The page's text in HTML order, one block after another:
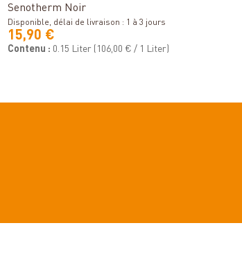
Senotherm Noir
Disponible, délai de livraison : 1 à 3 jours
15,90 €
Contenu : 0.15 Liter (106,00 € / 1 Liter)